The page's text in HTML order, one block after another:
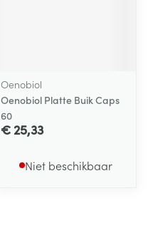
Oenobiol
Oenobiol Platte Buik Caps
60
€ 25,33
Niet beschikbaar